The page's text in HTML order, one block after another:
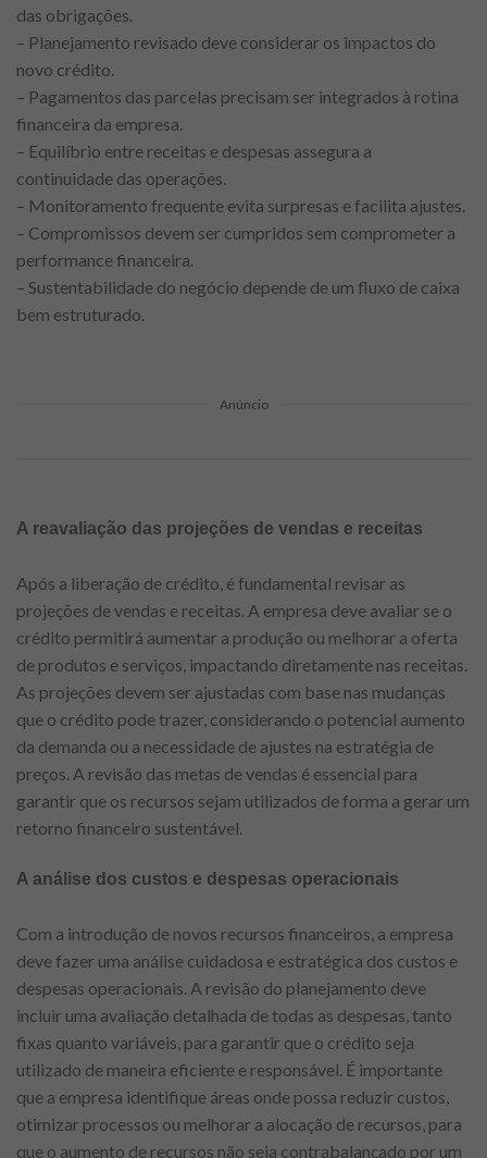
das obrigações.
– Planejamento revisado deve considerar os impactos do
novo crédito.
– Pagamentos das parcelas precisam ser integrados à rotina
financeira da empresa.
– Equilíbrio entre receitas e despesas assegura a
continuidade das operações.
– Monitoramento frequente evita surpresas e facilita ajustes.
– Compromissos devem ser cumpridos sem comprometer a
performance financeira.
– Sustentabilidade do negócio depende de um fluxo de caixa
bem estruturado.
Anúncio
A reavaliação das projeções de vendas e receitas
Após a liberação de crédito, é fundamental revisar as
projeções de vendas e receitas. A empresa deve avaliar se o
crédito permitirá aumentar a produção ou melhorar a oferta
de produtos e serviços, impactando diretamente nas receitas.
As projeções devem ser ajustadas com base nas mudanças
que o crédito pode trazer, considerando o potencial aumento
da demanda ou a necessidade de ajustes na estratégia de
preços. A revisão das metas de vendas é essencial para
garantir que os recursos sejam utilizados de forma a gerar um
retorno financeiro sustentável.
A análise dos custos e despesas operacionais
Com a introdução de novos recursos financeiros, a empresa
deve fazer uma análise cuidadosa e estratégica dos custos e
despesas operacionais. A revisão do planejamento deve
incluir uma avaliação detalhada de todas as despesas, tanto
fixas quanto variáveis, para garantir que o crédito seja
utilizado de maneira eficiente e responsável. É importante
que a empresa identifique áreas onde possa reduzir custos,
otimizar processos ou melhorar a alocação de recursos, para
que o aumento de recursos não seja contrabalançado por um